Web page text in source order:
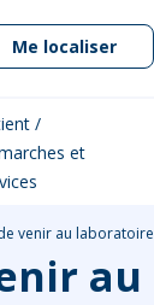
Me localiser
/
et
venir au laboratoire